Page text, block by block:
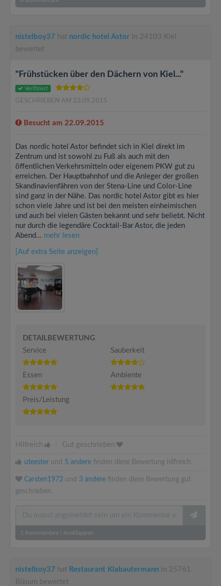
nistelboy37 hat nordic hotel Astor in 24103 Kiel
bewertet
"Frühstücken über den Dächern von Kiel..."
Verifiziert
GESCHRIEBEN AM 23.09.2015
Besucht am 22.09.2015
Das nordic hotel Astor befindet sich in Kiel direkt im
Zentrum und ist sowohl zu Fuß als auch mit den
öffentlichen Verkehrsmitteln oder eigenem PKW gut zu
erreichen. Der Hauptbahnhof und die Anleger der großen
Skandinavienfähren von der Stena-Line und Color-Line
sind ganz in der Nähe. Das nordic hotel Astor gibt es hier
schon viele Jahre und ist bei den meisten einheimischen
und auch bei vielen Gästen bekannt und sehr beliebt. Nicht
nur durch die legendäre Cocktail-Bar Astor, die jeden
Abend... mehr lesen
[Auf extra Seite anzeigen]
DETAILBEWERTUNG
Service
Sauberkeit
Essen Ambiente
Preis/Leistung
Hilfreich Gut geschrieben
uteester und 5 andere finden diese Bewertung hilfreich.
Carsten1972 und 3 andere finden diese Bewertung gut
geschrieben.
1 Kommentare Ausklappen
nistelboy37 hat Restaurant Klabautermann in 25761
Büsum bewertet